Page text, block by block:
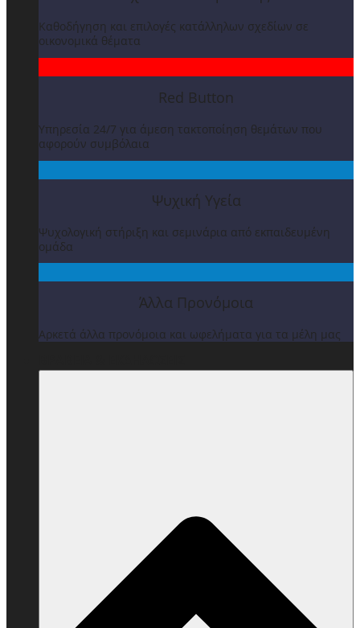
Καθοδήγηση και επιλογές κατάλληλων σχεδίων σε
οικονομικά θέματα
Red Button
Υπηρεσία 24/7 για άμεση τακτοποίηση θεμάτων που
αφορούν συμβόλαια
Ψυχική Υγεία
Ψυχολογική στήριξη και σεμινάρια από εκπαιδευμένη
ομάδα
Άλλα Προνόμοια
Αρκετά άλλα προνόμοια και ωφελήματα για τα μέλη μας